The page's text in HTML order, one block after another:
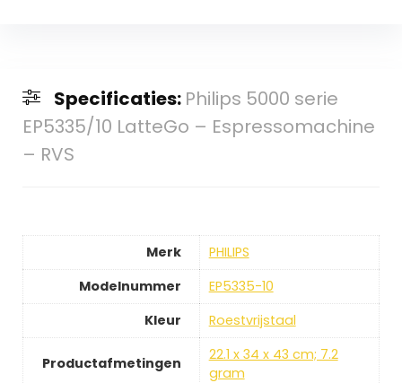
Specificaties: Philips 5000 serie
EP5335/10 LatteGo – Espressomachine
– RVS
Merk
PHILIPS
Modelnummer
EP5335-10
Kleur
Roestvrijstaal
Productafmetingen
22.1 x 34 x 43 cm; 7.2
gram